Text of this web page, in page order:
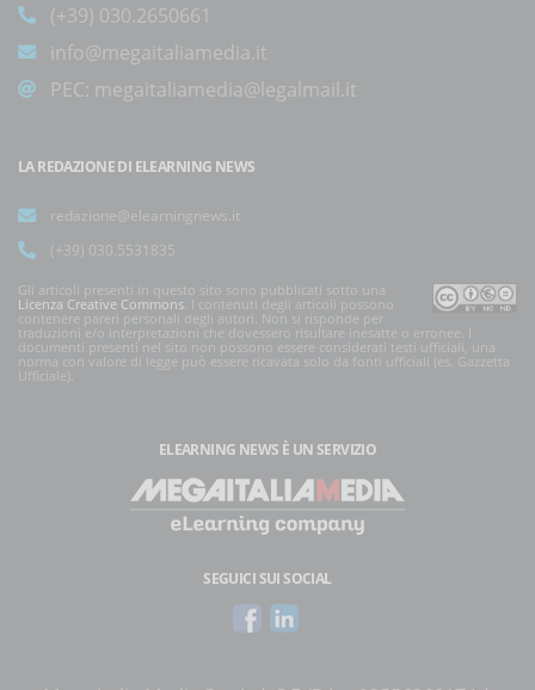
(+39) 030.2650661
info@megaitaliamedia.it
PEC: megaitaliamedia@legalmail.it
LA REDAZIONE DI ELEARNING NEWS
redazione@elearningnews.it
(+39) 030.5531835
Gli articoli presenti in questo sito sono pubblicati sotto una
Licenza Creative Commons . I contenuti degli articoli possono
contenere pareri personali degli autori. Non si risponde per
traduzioni e/o interpretazioni che dovessero risultare inesatte o erronee. I
documenti presenti nel sito non possono essere considerati testi ufficiali, una
norma con valore di legge può essere ricavata solo da fonti ufficiali (es. Gazzetta
Ufficiale).
ELEARNING NEWS È UN SERVIZIO
SEGUICI SUI SOCIAL